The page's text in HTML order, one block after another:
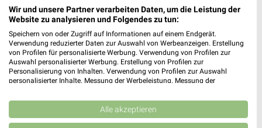
13,5 km
Angebote ab 08.08.
Gültig bis Fr. 14.08.
0,5 km
Spare bis zu 70%
Gültig bis Sa. 15.08.
JYSK mömax
Wir und unsere Partner verarbeiten Daten, um die Leistung der
Website zu analysieren und Folgendes zu tun:
Speichern von oder Zugriff auf Informationen auf einem Endgerät.
Verwendung reduzierter Daten zur Auswahl von Werbeanzeigen. Erstellung
von Profilen für personalisierte Werbung. Verwendung von Profilen zur
Auswahl personalisierter Werbung. Erstellung von Profilen zur
Personalisierung von Inhalten. Verwendung von Profilen zur Auswahl
personalisierter Inhalte. Messung der Werbeleistung. Messung der
Kombinationen von Daten aus verschiedenen Quellen. Entwicklung und
Verbesserung der Angebote. Verwendung reduzierter Daten zur Auswahl
von Inhalten.
Alle akzeptieren